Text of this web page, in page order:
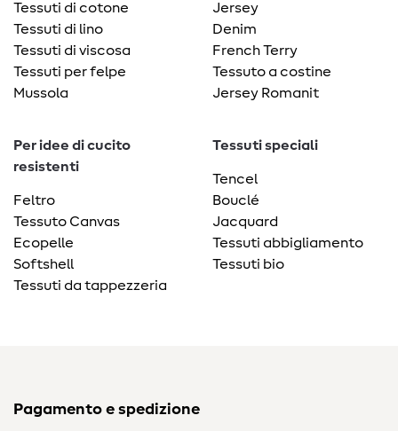
Tessuti di cotone
Tessuti di lino
Tessuti di viscosa
Tessuti per felpe
Mussola
Jersey
Denim
French Terry
Tessuto a costine
Jersey Romanit
Per idee di cucito
resistenti
Feltro
Tessuto Canvas
Ecopelle
Softshell
Tessuti da tappezzeria
Tessuti speciali
Tencel
Bouclé
Jacquard
Tessuti abbigliamento
Tessuti bio
Pagamento e spedizione